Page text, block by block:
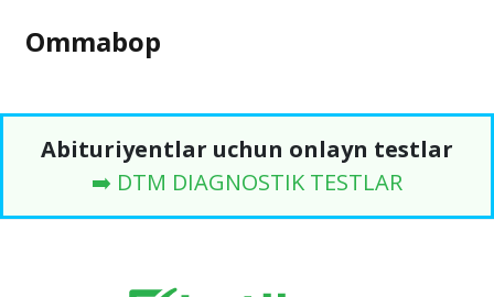
Ommabop
Abituriyentlar uchun onlayn testlar
➡️ DTM DIAGNOSTIK TESTLAR